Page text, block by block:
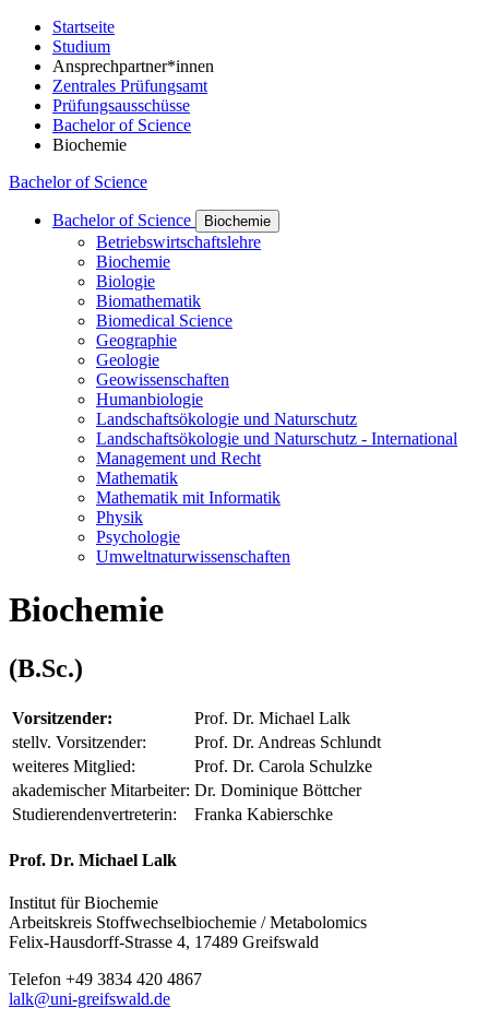
Startseite
Studium
Ansprechpartner*innen
Zentrales Prüfungsamt
Prüfungsausschüsse
Bachelor of Science
Biochemie
Bachelor of Science
Bachelor of Science Biochemie
Betriebswirtschaftslehre
Biochemie
Biologie
Biomathematik
Biomedical Science
Geographie
Geologie
Geowissenschaften
Humanbiologie
Landschaftsökologie und Naturschutz
Landschaftsökologie und Naturschutz - International
Management und Recht
Mathematik
Mathematik mit Informatik
Physik
Psychologie
Umweltnaturwissenschaften
Biochemie
(B.Sc.)
Vorsitzender:
Prof. Dr. Michael Lalk
stellv. Vorsitzender:
Prof. Dr. Andreas Schlundt
weiteres Mitglied:
Prof. Dr. Carola Schulzke
akademischer Mitarbeiter: Dr. Dominique Böttcher
Studierendenvertreterin:
Franka Kabierschke
Prof. Dr. Michael Lalk
Institut für Biochemie
Arbeitskreis Stoffwechselbiochemie / Metabolomics
Felix-Hausdorff-Strasse 4, 17489 Greifswald
Telefon +49 3834 420 4867
lalk@uni-greifswald.de